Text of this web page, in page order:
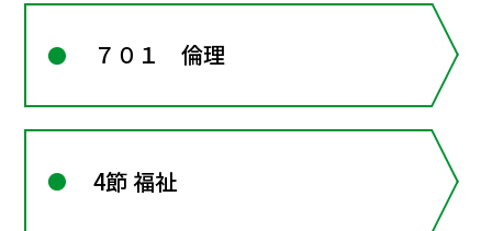
７０１ 倫理
4節 福祉